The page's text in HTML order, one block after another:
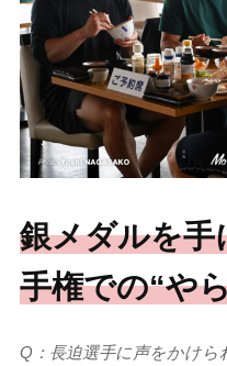
銀メダルを手
手権での“や
Q：長迫選手に声をかけ